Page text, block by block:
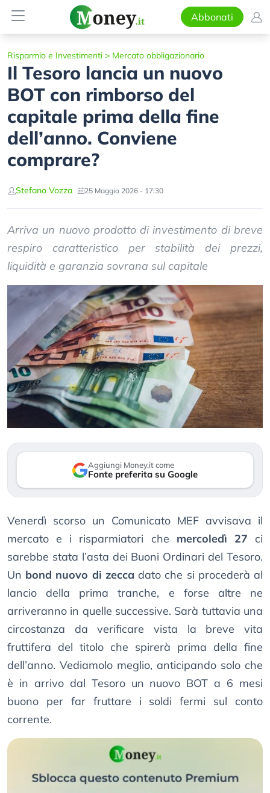
Abbonati
Risparmio e Investimenti > Mercato obbligazionario
Il Tesoro lancia un nuovo
BOT con rimborso del
capitale prima della fine
dell’anno. Conviene
comprare?
Stefano Vozza 25 Maggio 2026 - 17:30
Arriva un nuovo prodotto di investimento di breve
respiro caratteristico per stabilità dei prezzi,
liquidità e garanzia sovrana sul capitale
Aggiungi Money.it come
Fonte preferita su Google
Venerdì scorso un Comunicato MEF avvisava il
mercato e i risparmiatori che mercoledì 27 ci
sarebbe stata l’asta dei Buoni Ordinari del Tesoro.
Un bond nuovo di zecca dato che si procederà al
lancio della prima tranche, e forse altre ne
arriveranno in quelle successive. Sarà tuttavia una
circostanza da verificare vista la breve vita
fruttifera del titolo che spirerà prima della fine
dell’anno. Vediamolo meglio, anticipando solo che
è in arrivo dal Tesoro un nuovo BOT a 6 mesi
buono per far fruttare i soldi fermi sul conto
corrente.